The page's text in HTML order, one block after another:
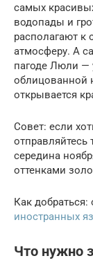
самых
водопады и
располагают к
атмосферу. А
пагоде Люли —
облицованной
открывается
Совет: если
отправляйтесь
середина
оттенками
Как добраться:
иностранных
Что нужно